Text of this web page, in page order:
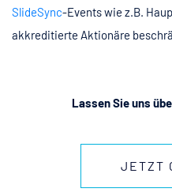
SlideSync-Events wie z.B.
akkreditierte Aktionäre
Lassen Sie uns
JETZT